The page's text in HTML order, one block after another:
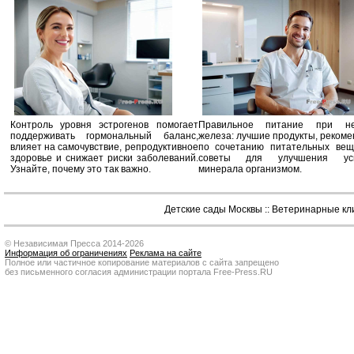
Контроль уровня эстрогенов помогает
поддерживать гормональный баланс,
влияет на самочувствие, репродуктивное
здоровье и снижает риски заболеваний.
Узнайте, почему это так важно.
Правильное питание при
железа: лучшие продукты,
по сочетанию питательных
советы для улучшения
минерала организмом.
Детские сады Москвы :: Ветеринарные
© Независимая Пресса 2014-2026
Информация об ограничениях Реклама на сайте
Полное или частичное копирование материалов с сайта запрещено
без письменного согласия администрации портала Free-Press.RU